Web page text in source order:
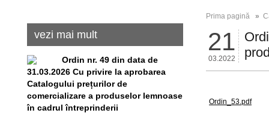
vezi mai mult
Ordin nr. 49 din data de
31.03.2026 Cu privire la aprobarea
Catalogului prețurilor de
comercializare a produselor lemnoase
în cadrul întreprinderii
Prima pagină »
21
03.2022
Ordin_53.pdf